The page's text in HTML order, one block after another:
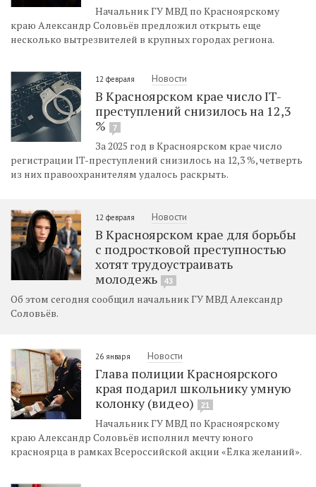
Начальник ГУ МВД по Красноярскому
краю Александр Соловьёв предложил открыть еще
несколько вытрезвителей в крупных городах региона.
12 февраля Новости
В Красноярском крае число IT-
преступлений снизилось на 12,3
%
7
За 2025 год в Красноярском крае число
регистрации IT-преступлений снизилось на 12,3 %, четверть
из них правоохранителям удалось раскрыть.
12 февраля Новости
В Красноярском крае для борьбы
с подростковой преступностью
хотят трудоустраивать
молодежь
43
Об этом сегодня сообщил начальник ГУ МВД Александр
Соловьёв.
26 января Новости
Глава полиции Красноярского
края подарил школьнику умную
колонку (видео)
21
Начальник ГУ МВД по Красноярскому
краю Александр Соловьёв исполнил мечту юного
красноярца в рамках Всероссийской акции «Ёлка желаний».